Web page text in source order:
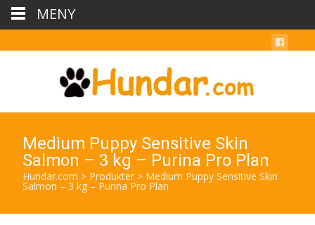
Medium Puppy Sensitive Skin
Salmon – 3 kg – Purina Pro Plan
Hundar.com > Produkter > Medium Puppy Sensitive Skin
Salmon – 3 kg – Purina Pro Plan
MENY